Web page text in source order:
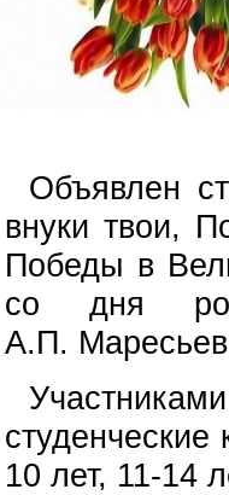
Объявлен
внуки твои,
Победы в
со дня
А.П.
студенческие
10 лет, 11-14